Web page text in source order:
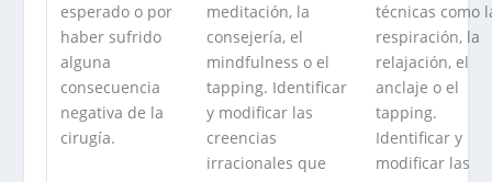
esperado o por
haber sufrido
alguna
consecuencia
negativa de la
cirugía.
meditación, la
consejería, el
mindfulness o el
tapping. Identificar
y modificar las
creencias
irracionales que
técnicas como
respiración, la
relajación, el
anclaje o el
tapping.
Identificar y
modificar las